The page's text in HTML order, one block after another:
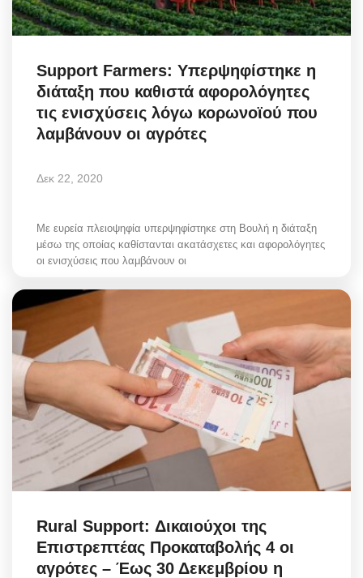
Support Farmers: Υπερψηφίστηκε η
διάταξη που καθιστά αφορολόγητες
τις ενισχύσεις λόγω κορωνοϊού που
λαμβάνουν οι αγρότες
Δεκ 22, 2020
Με ευρεία πλειοψηφία υπερψηφίστηκε στη Βουλή η διάταξη
μέσω της οποίας καθίστανται ακατάσχετες και αφορολόγητες
οι ενισχύσεις που λαμβάνουν οι
Rural Support: Δικαιούχοι της
Επιστρεπτέας Προκαταβολής 4 οι
αγρότες – Έως 30 Δεκεμβρίου η